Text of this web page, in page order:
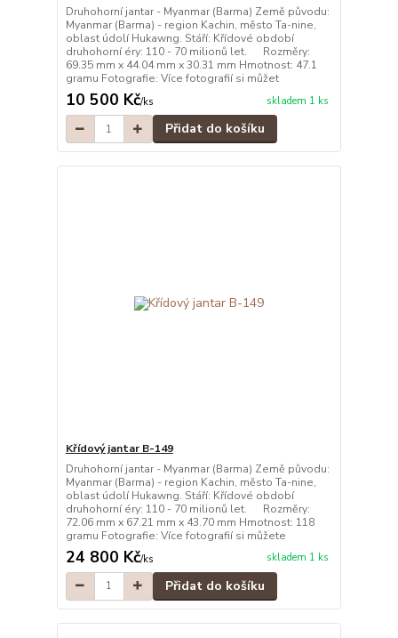
Druhohorní jantar - Myanmar (Barma) Země původu:
Myanmar (Barma) - region Kachin, město Ta-nine,
oblast údolí Hukawng. Stáří: Křídové období
druhohorní éry: 110 - 70 milionů let. Rozměry:
69.35 mm x 44.04 mm x 30.31 mm Hmotnost: 47.1
gramu Fotografie: Více fotografií si můžet
10 500 Kč/ks skladem 1 ks
Přidat do košíku
Křídový jantar B-149
Druhohorní jantar - Myanmar (Barma) Země původu:
Myanmar (Barma) - region Kachin, město Ta-nine,
oblast údolí Hukawng. Stáří: Křídové období
druhohorní éry: 110 - 70 milionů let. Rozměry:
72.06 mm x 67.21 mm x 43.70 mm Hmotnost: 118
gramu Fotografie: Více fotografií si můžete
24 800 Kč/ks skladem 1 ks
Přidat do košíku